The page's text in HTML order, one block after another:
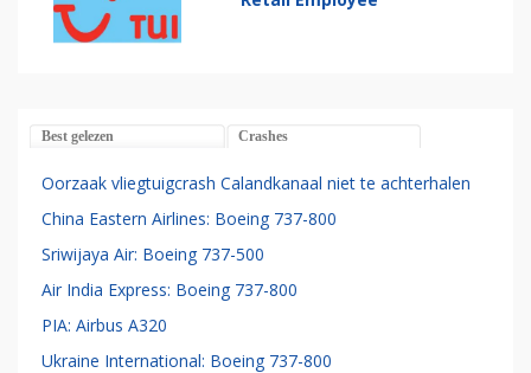
Best gelezen Crashes
Oorzaak vliegtuigcrash Calandkanaal niet te achterhalen
China Eastern Airlines: Boeing 737-800
Sriwijaya Air: Boeing 737-500
Air India Express: Boeing 737-800
PIA: Airbus A320
Ukraine International: Boeing 737-800